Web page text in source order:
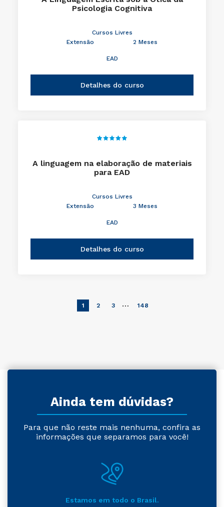
Psicologia Cognitiva
Cursos Livres
Extensão
2 Meses
EAD
Detalhes do curso
A linguagem na elaboração de materiais
para EAD
Cursos Livres
Extensão
3 Meses
EAD
Detalhes do curso
1 2 3 … 148
Ainda tem dúvidas?
Para que não reste mais nenhuma, confira as
informações que separamos para você!
Estamos em todo o Brasil.